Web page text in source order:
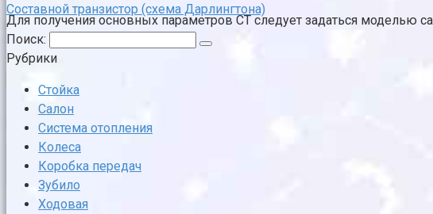
Составной транзистор (схема Дарлингтона)
Для получения основных параметров СТ следует задаться моделью
Поиск:
Рубрики
Стойка
Салон
Система отопления
Колеса
Коробка передач
Зубило
Ходовая